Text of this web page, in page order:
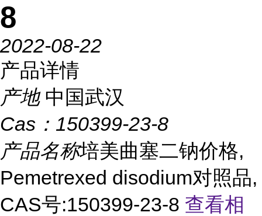
8
2022-08-22
产品详情
产地 中国武汉
Cas： 150399-23-8
产品名称培美曲塞二钠价格,
Pemetrexed disodium对照品,
CAS号:150399-23-8 查看相